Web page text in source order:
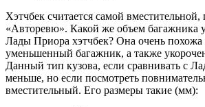
Хэтчбек считается самой
«Авторевю». Какой же объем багажника
Лады Приора хэтчбек? Она очень похожа
уменьшенный багажник, а также
Данный тип кузова, если сравнивать с
меньше, но если посмотреть
вместительный. Его размеры такие (мм):